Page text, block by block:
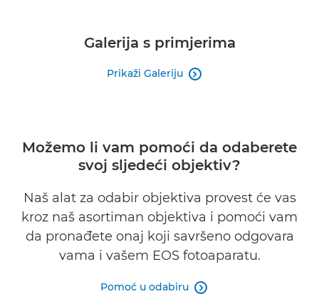
Galerija s primjerima
Prikaži Galeriju 
Možemo li vam pomoći da odaberete
svoj sljedeći objektiv?
Naš alat za odabir objektiva provest će vas
kroz naš asortiman objektiva i pomoći vam
da pronađete onaj koji savršeno odgovara
vama i vašem EOS fotoaparatu.
Pomoć u odabiru 